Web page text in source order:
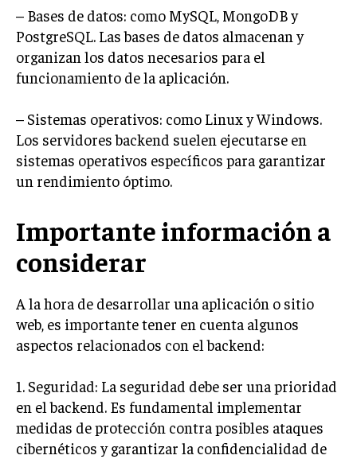
– Bases de datos: como MySQL, MongoDB y
PostgreSQL. Las bases de datos almacenan y
organizan los datos necesarios para el
funcionamiento de la aplicación.
– Sistemas operativos: como Linux y Windows.
Los servidores backend suelen ejecutarse en
sistemas operativos específicos para garantizar
un rendimiento óptimo.
Importante información a
considerar
A la hora de desarrollar una aplicación o sitio
web, es importante tener en cuenta algunos
aspectos relacionados con el backend:
1. Seguridad: La seguridad debe ser una prioridad
en el backend. Es fundamental implementar
medidas de protección contra posibles ataques
cibernéticos y garantizar la confidencialidad de